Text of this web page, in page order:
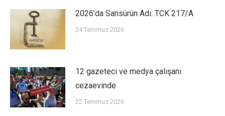
2026’da Sansürün Adı: TCK 217/A
24 Temmuz 2026
12 gazeteci ve medya çalışanı
cezaevinde
22 Temmuz 2026